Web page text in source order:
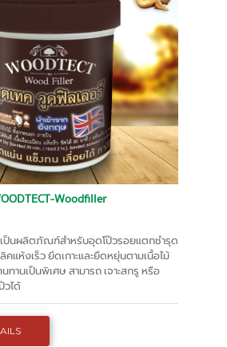
Woodfiller
ป็นผลิตภัณฑ์สำหรับอุดโป๊วรอยแตกชำรุด
แห้งเร็ว ยึดเกาะและยืดหยุ่นตามเนื้อไม้
ทานเป็นพิเศษ สามารถ เจาะสกรู หรือ
วได้